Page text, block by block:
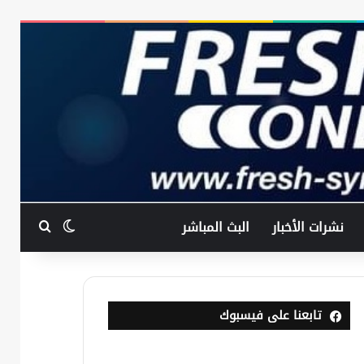
نشرات الأخبار البث المباشر الوضعبحث
تابعنا على فيسبوك